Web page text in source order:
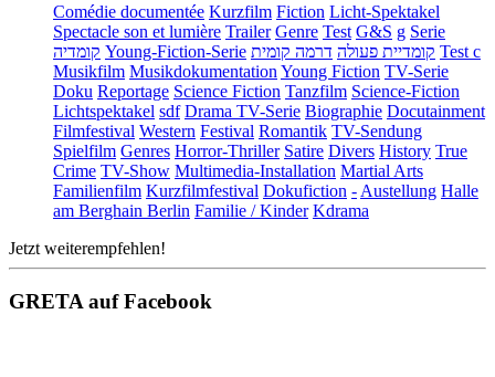
Comédie documentée Kurzfilm Fiction Licht-Spektakel
Spectacle son et lumière Trailer Genre Test G&S g Serie
קומדיה Young-Fiction-Serie קומדיית פעולה דרמה קומית
Test c
Musikfilm Musikdokumentation Young Fiction TV-Serie
Doku Reportage Science Fiction Tanzfilm Science-Fiction
Lichtspektakel sdf Drama TV-Serie Biographie Docutainment
Filmfestival Western Festival Romantik TV-Sendung
Spielfilm Genres Horror-Thriller Satire Divers History True
Crime TV-Show Multimedia-Installation Martial Arts
Familienfilm Kurzfilmfestival Dokufiction - Austellung Halle
am Berghain Berlin Familie / Kinder Kdrama
Jetzt weiterempfehlen!
GRETA auf Facebook